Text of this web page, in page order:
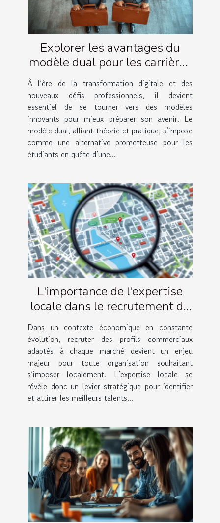
Explorer les avantages du
modèle dual pour les carrières
futures
À l’ère de la transformation digitale et des
nouveaux défis professionnels, il devient
essentiel de se tourner vers des modèles
innovants pour mieux préparer son avenir. Le
modèle dual, alliant théorie et pratique, s’impose
comme une alternative prometteuse pour les
étudiants en quête d’une...
L'importance de l'expertise
locale dans le recrutement de
profils commerciaux
Dans un contexte économique en constante
évolution, recruter des profils commerciaux
adaptés à chaque marché devient un enjeu
majeur pour toute organisation souhaitant
s’imposer localement. L’expertise locale se
révèle donc un levier stratégique pour identifier
et attirer les meilleurs talents...